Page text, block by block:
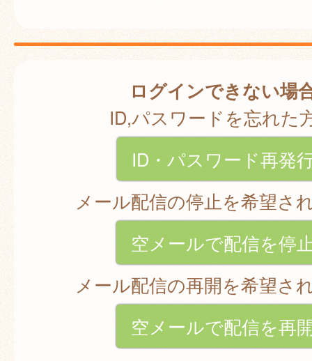
ログインできない場
ID,パスワードを忘れた
ID・パスワード再発
メール配信の停止を希望さ
空メールで配信を停
メール配信の再開を希望さ
空メールで配信を再